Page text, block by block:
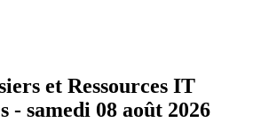
et Ressources IT
- samedi 08 août 2026